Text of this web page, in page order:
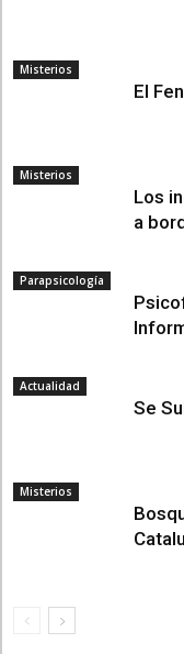
Misterios
El
Misterios
Los
a
Parapsicología
Actualidad
Se
Misterios